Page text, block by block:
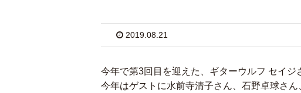
2019.08.21
今年で第3回目を迎えた、ギターウルフ セイ
今年はゲストに水前寺清子さん、石野卓球さ